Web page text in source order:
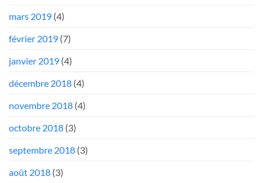
mars 2019 (4)
février 2019 (7)
janvier 2019 (4)
décembre 2018 (4)
novembre 2018 (4)
octobre 2018 (3)
septembre 2018 (3)
août 2018 (3)